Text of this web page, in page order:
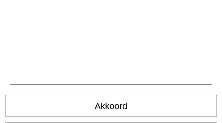
Akkoord
Alle prijzen incl.wettelijke BTW
© 1986-2026 Large Popmerchandising BV